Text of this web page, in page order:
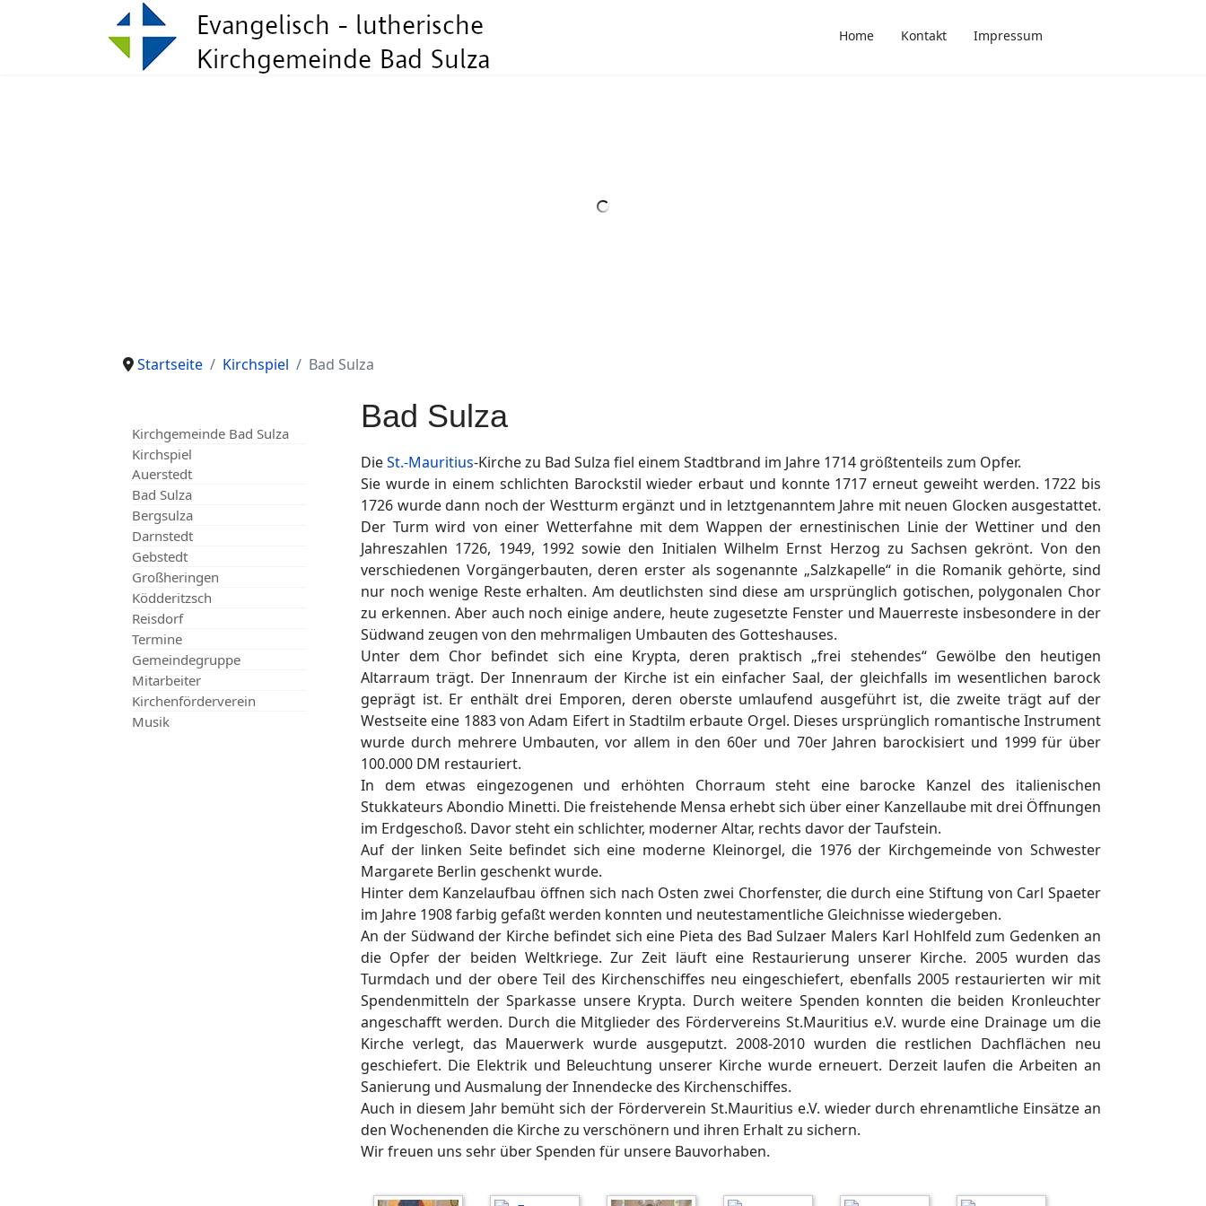
Home Kontakt Impressum
Startseite Kirchspiel Bad Sulza
Kirchgemeinde Bad Sulza
Kirchspiel
Auerstedt
Bad Sulza
Bergsulza
Darnstedt
Gebstedt
Großheringen
Ködderitzsch
Reisdorf
Termine
Gemeindegruppe
Mitarbeiter
Kirchenförderverein
Musik
Bad Sulza
DieSt.-Mauritius-Kirche zu Bad Sulza fiel einem Stadtbrand im Jahre 1714 größtenteils zum Opfer.
Sie wurde in einem schlichten Barockstil wieder erbaut und konnte 1717 erneut geweiht werden. 1722 bis
1726 wurde dann noch der Westturm ergänzt und in letztgenanntem Jahre mit neuen Glocken ausgestattet.
Der Turm wird von einer Wetterfahne mit dem Wappen der ernestinischen Linie der Wettiner und den
Jahreszahlen 1726, 1949, 1992 sowie den Initialen Wilhelm Ernst Herzog zu Sachsen gekrönt. Von den
verschiedenen Vorgängerbauten, deren erster als sogenannte „Salzkapelle“ in die Romanik gehörte, sind
nur noch wenige Reste erhalten. Am deutlichsten sind diese am ursprünglich gotischen, polygonalen Chor
zu erkennen. Aber auch noch einige andere, heute zugesetzte Fenster und Mauerreste insbesondere in der
Südwand zeugen von den mehrmaligen Umbauten des Gotteshauses.
Unter dem Chor befindet sich eine Krypta, deren praktisch „frei stehendes“ Gewölbe den heutigen
Altarraum trägt. Der Innenraum der Kirche ist ein einfacher Saal, der gleichfalls im wesentlichen barock
geprägt ist. Er enthält drei Emporen, deren oberste umlaufend ausgeführt ist, die zweite trägt auf der
Westseite eine 1883 von Adam Eifert in Stadtilm erbaute Orgel. Dieses ursprünglich romantische Instrument
wurde durch mehrere Umbauten, vor allem in den 60er und 70er Jahren barockisiert und 1999 für über
100.000 DM restauriert.
In dem etwas eingezogenen und erhöhten Chorraum steht eine barocke Kanzel des italienischen
Stukkateurs Abondio Minetti. Die freistehende Mensa erhebt sich über einer Kanzellaube mit drei Öffnungen
im Erdgeschoß. Davor steht ein schlichter, moderner Altar, rechts davor der Taufstein.
Auf der linken Seite befindet sich eine moderne Kleinorgel, die 1976 der Kirchgemeinde von Schwester
Margarete Berlin geschenkt wurde.
Hinter dem Kanzelaufbau öffnen sich nach Osten zwei Chorfenster, die durch eine Stiftung von Carl Spaeter
im Jahre 1908 farbig gefaßt werden konnten und neutestamentliche Gleichnisse wiedergeben.
An der Südwand der Kirche befindet sich eine Pieta des Bad Sulzaer Malers Karl Hohlfeld zum Gedenken an
die Opfer der beiden Weltkriege. Zur Zeit läuft eine Restaurierung unserer Kirche. 2005 wurden das
Turmdach und der obere Teil des Kirchenschiffes neu eingeschiefert, ebenfalls 2005 restaurierten wir mit
Spendenmitteln der Sparkasse unsere Krypta. Durch weitere Spenden konnten die beiden Kronleuchter
angeschafft werden. Durch die Mitglieder des Fördervereins St.Mauritius e.V. wurde eine Drainage um die
Kirche verlegt, das Mauerwerk wurde ausgeputzt. 2008-2010 wurden die restlichen Dachflächen neu
geschiefert. Die Elektrik und Beleuchtung unserer Kirche wurde erneuert. Derzeit laufen die Arbeiten an
Sanierung und Ausmalung der Innendecke des Kirchenschiffes.
Auch in diesem Jahr bemüht sich der Förderverein St.Mauritius e.V. wieder durch ehrenamtliche Einsätze an
den Wochenenden die Kirche zu verschönern und ihren Erhalt zu sichern.
Wir freuen uns sehr über Spenden für unsere Bauvorhaben.